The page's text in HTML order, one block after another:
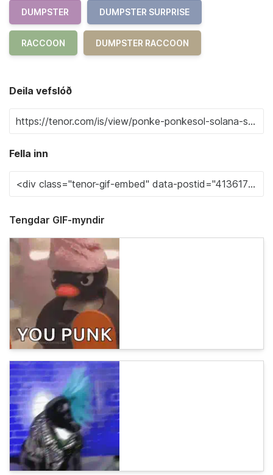
DUMPSTER DUMPSTER SURPRISE
RACCOON DUMPSTER RACCOON
Deila vefslóð
Fella inn
Tengdar GIF-myndir